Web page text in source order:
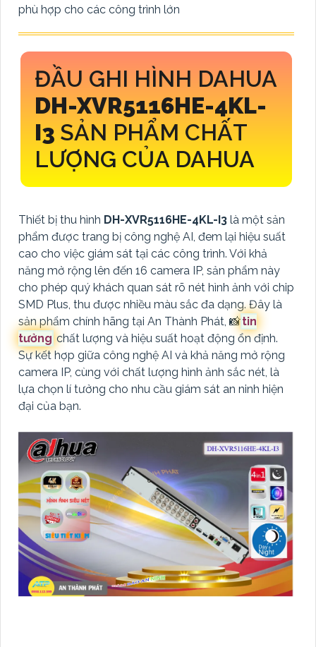
phù hợp cho các công trình lớn
ĐẦU GHI HÌNH DAHUA
DH-XVR5116HE-4KL-
I3 SẢN PHẨM CHẤT
LƯỢNG CỦA DAHUA
Thiết bị thu hình DH-XVR5116HE-4KL-I3 là một sản
phẩm được trang bị công nghệ AI, đem lại hiệu suất
cao cho việc giám sát tại các công trình. Với khả
năng mở rộng lên đến 16 camera IP, sản phẩm này
cho phép quý khách quan sát rõ nét hình ảnh với chip
SMD Plus, thu được nhiều màu sắc đa dạng. Đây là
sản phẩm chính hãng tại An Thành Phát, 📸tin
tưởng chất lượng và hiệu suất hoạt động ổn định.
Sự kết hợp giữa công nghệ AI và khả năng mở rộng
camera IP, cùng với chất lượng hình ảnh sắc nét, là
lựa chọn lí tưởng cho nhu cầu giám sát an ninh hiện
đại của bạn.